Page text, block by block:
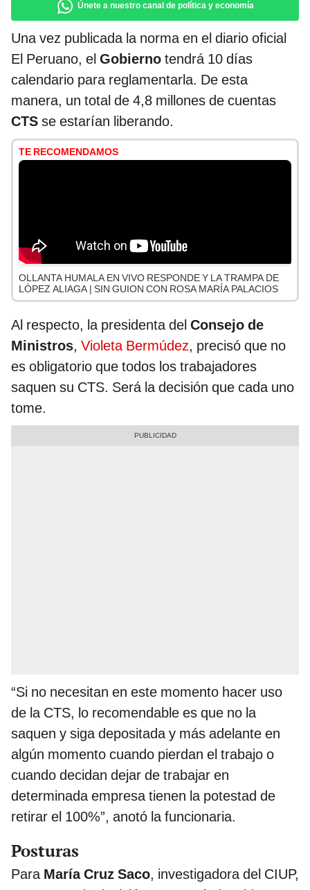
Únete a nuestro canal de política y economía
Una vez publicada la norma en el diario oficial
El Peruano, el Gobierno tendrá 10 días
calendario para reglamentarla. De esta
manera, un total de 4,8 millones de cuentas
CTS se estarían liberando.
TE RECOMENDAMOS
OLLANTA HUMALA EN VIVO RESPONDE Y LA TRAMPA DE
LÓPEZ ALIAGA | SIN GUION CON ROSA MARÍA PALACIOS
Al respecto, la presidenta del Consejo de
Ministros, Violeta Bermúdez, precisó que no
es obligatorio que todos los trabajadores
saquen su CTS. Será la decisión que cada uno
tome.
“Si no necesitan en este momento hacer uso
de la CTS, lo recomendable es que no la
saquen y siga depositada y más adelante en
algún momento cuando pierdan el trabajo o
cuando decidan dejar de trabajar en
determinada empresa tienen la potestad de
retirar el 100%”, anotó la funcionaria.
Posturas
Para María Cruz Saco, investigadora del CIUP,